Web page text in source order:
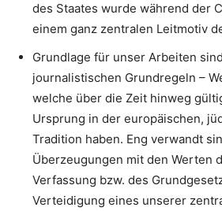
des Staates wurde während der
einem ganz zentralen Leitmotiv
Grundlage für unser Arbeiten
journalistischen Grundregeln –
welche über die Zeit hinweg
Ursprung in der europäischen,
Tradition haben. Eng verwandt
Überzeugungen mit den Werten
Verfassung bzw. des
Verteidigung eines unserer